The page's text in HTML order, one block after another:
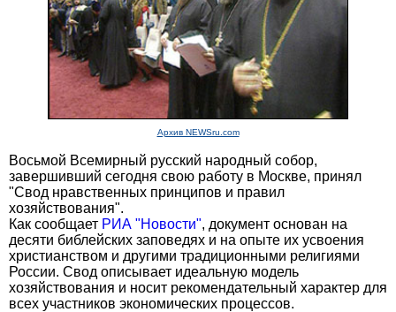
Архив NEWSru.com
Восьмой Всемирный русский народный cобор,
завершивший сегодня свою работу в Москве, принял
"Свод нравственных принципов и правил
хозяйствования".
Как сообщает РИА "Новости", документ основан на
десяти библейских заповедях и на опыте их усвоения
христианством и другими традиционными религиями
России. Свод описывает идеальную модель
хозяйствования и носит рекомендательный характер для
всех участников экономических процессов.